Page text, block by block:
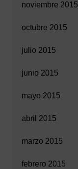
noviembre 2015
octubre 2015
julio 2015
junio 2015
mayo 2015
abril 2015
marzo 2015
febrero 2015